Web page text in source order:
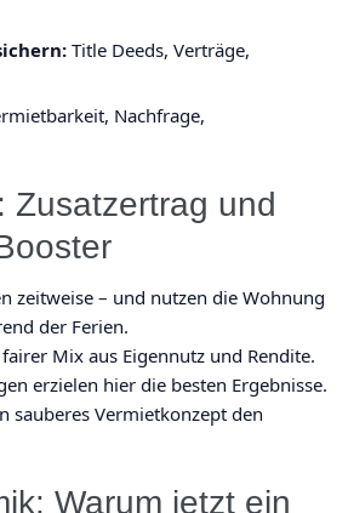
Title Deeds, Verträge,
Nachfrage,
Zusatzertrag und
zeitweise – und nutzen die Wohnung
der Ferien.
Mix aus Eigennutz und Rendite.
erzielen hier die besten Ergebnisse.
sauberes Vermietkonzept den
Warum jetzt ein